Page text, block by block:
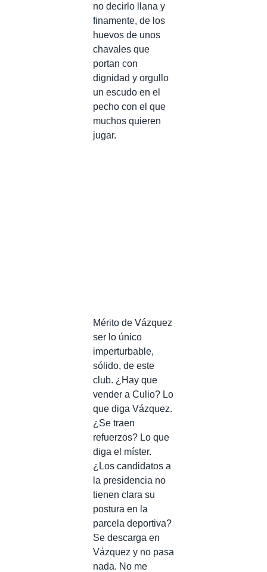
no decirlo llana y
finamente, de los
huevos de unos
chavales que
portan con
dignidad y orgullo
un escudo en el
pecho con el que
muchos quieren
jugar.
Mérito de Vázquez
ser lo único
imperturbable,
sólido, de este
club. ¿Hay que
vender a Culio? Lo
que diga Vázquez.
¿Se traen
refuerzos? Lo que
diga el míster.
¿Los candidatos a
la presidencia no
tienen clara su
postura en la
parcela deportiva?
Se descarga en
Vázquez y no pasa
nada. No me